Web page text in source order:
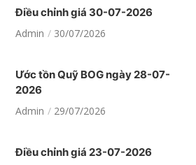
Điều chỉnh giá 30-07-2026
Admin
30/07/2026
Ước tồn Quỹ BOG ngày 28-07-
2026
Admin
29/07/2026
Điều chỉnh giá 23-07-2026